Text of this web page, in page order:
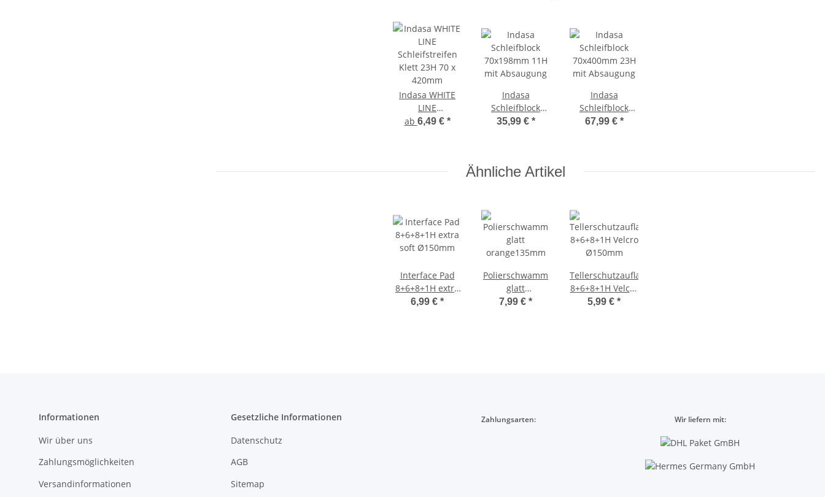
Indasa WHITE
LINE
Schleifstreifen
ab 6,49 € *
Indasa
Schleifblock
70x198mm 11H
35,99 € *
Indasa
Schleifblock
70x400mm 23H
67,99 € *
Ähnliche Artikel
Interface Pad
8+6+8+1H extra
soft Ø150mm
6,99 € *
Polierschwamm
glatt
orange135mm
7,99 € *
Tellerschutzauflage
8+6+8+1H Velcro
Ø150mm
5,99 € *
Informationen
Wir über uns
Zahlungsmöglichkeiten
Versandinformationen
Gesetzliche Informationen
Datenschutz
AGB
Sitemap
Zahlungsarten: Wir liefern mit: